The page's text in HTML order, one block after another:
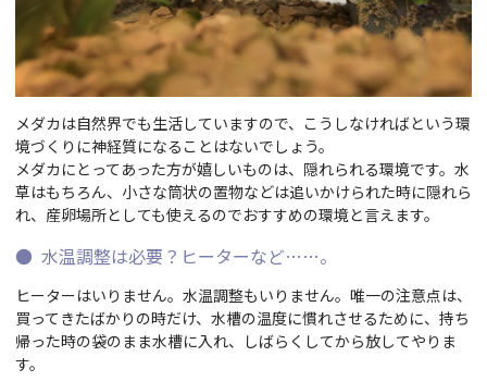
メダカは自然界でも生活していますので、こうしなければという環
境づくりに神経質になることはないでしょう。
メダカにとってあった方が嬉しいものは、隠れられる環境です。水
草はもちろん、小さな筒状の置物などは追いかけられた時に隠れら
れ、産卵場所としても使えるのでおすすめの環境と言えます。
水温調整は必要？ヒーターなど……。
ヒーターはいりません。水温調整もいりません。唯一の注意点は、
買ってきたばかりの時だけ、水槽の温度に慣れさせるために、持ち
帰った時の袋のまま水槽に入れ、しばらくしてから放してやりま
す。